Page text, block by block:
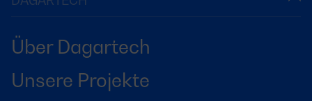
Über Dagartech
Unsere Projekte